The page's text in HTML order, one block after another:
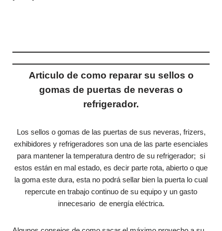
Articulo de como reparar su sellos o
gomas de puertas de neveras o
refrigerador.
Los sellos o gomas de las puertas de sus neveras, frizers,
exhibidores y refrigeradores son una de las parte esenciales
para mantener la temperatura dentro de su refrigerador; si
estos están en mal estado, es decir parte rota, abierto o que
la goma este dura, esta no podrá sellar bien la puerta lo cual
repercute en trabajo continuo de su equipo y un gasto
innecesario de energía eléctrica.